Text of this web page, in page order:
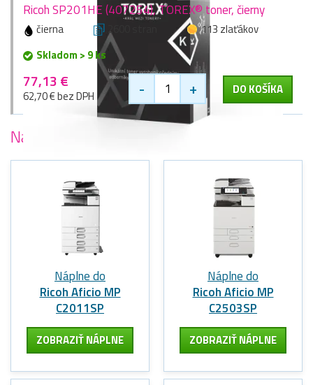
Ricoh SP201HE (407254), TOREX® toner, čierny
čierna 2600 stran
113 zlaťákov
Skladom > 9 ks
77,13 €
62,70 € bez DPH - + DO KOŠÍKA
Najobľúbenejšie
Náplne do
Ricoh Aficio MP
C2011SP
ZOBRAZIŤ NÁPLNE
Náplne do
Ricoh Aficio MP
C2503SP
ZOBRAZIŤ NÁPLNE